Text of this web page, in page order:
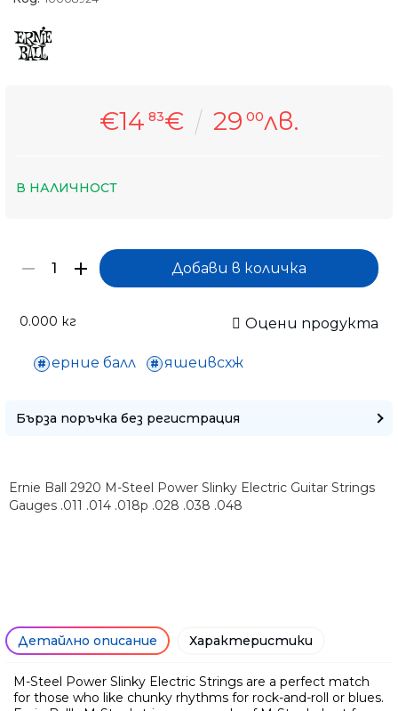
€14 83€ 29 00лв.
В НАЛИЧНОСТ
0.000 кг Оцени продукта
ерние балл яшеивсхж
Бърза поръчка без регистрация
Ние ще се свържем с вас в
Ernie Ball 2920 M-Steel Power Slinky Electric Guitar Strings
Gauges .011 .014 .018p .028 .038 .048
Детайлно описание Характеристики
M-Steel Power Slinky Electric Strings are a perfect match
for those who like chunky rhythms for rock-and-roll or blues.